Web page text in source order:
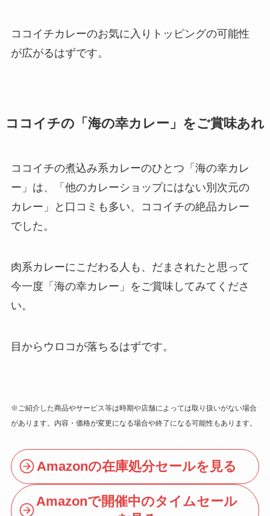
ココイチカレーのお気に入りトッピングの可能性
が広がるはずです。
ココイチの「海の幸カレー」をご賞味あれ
ココイチの煮込み系カレーのひとつ「海の幸カレ
ー」は、「他のカレーショップにはない別次元の
カレー」と口コミも多い、ココイチの絶品カレー
でした。
肉系カレーにこだわる人も、だまされたと思って
今一度「海の幸カレー」をご賞味してみてくださ
い。
目からウロコが落ちるはずです。
※ご紹介した商品やサービス等は時期や店舗によっては取り扱いがない場合
があります。内容・価格が変更になる場合や終了になる可能性もあります。
Amazonの在庫処分セールを見る
Amazonで開催中のタイムセール